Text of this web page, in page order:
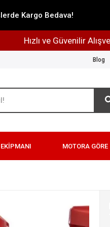
Kargo Bedava!
Hızlı ve Güvenilir Alışveriş
Blog
MOTORA GÖRE